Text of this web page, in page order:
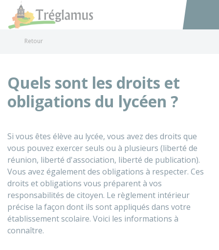
Accéder
Retour
Quels sont les droits et
obligations du lycéen ?
Si vous êtes élève au lycée, vous avez des droits que
vous pouvez exercer seuls ou à plusieurs (liberté de
réunion, liberté d'association, liberté de publication).
Vous avez également des obligations à respecter. Ces
droits et obligations vous préparent à vos
responsabilités de citoyen. Le règlement intérieur
précise la façon dont ils sont appliqués dans votre
établissement scolaire. Voici les informations à
connaître.